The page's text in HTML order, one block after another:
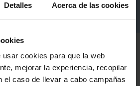
Detalles Acerca de las cookies
cookies para que la web
mejorar la experiencia, recopilar
el caso de llevar a cabo campañas